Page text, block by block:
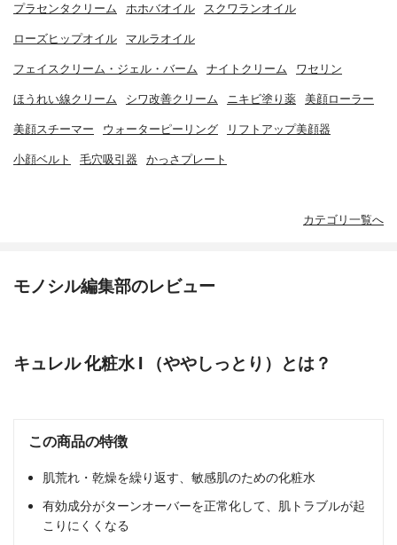
プラセンタクリーム ホホバオイル スクワランオイル
ローズヒップオイル マルラオイル
フェイスクリーム・ジェル・バーム ナイトクリーム ワセリン
ほうれい線クリーム シワ改善クリーム ニキビ塗り薬 美顔ローラー
美顔スチーマー ウォーターピーリング リフトアップ美顔器
小顔ベルト 毛穴吸引器 かっさプレート
カテゴリ一覧へ
モノシル編集部のレビュー
キュレル 化粧水 I （ややしっとり）とは？
この商品の特徴
肌荒れ・乾燥を繰り返す、敏感肌のための化粧水
有効成分がターンオーバーを正常化して、肌トラブルが起
こりにくくなる